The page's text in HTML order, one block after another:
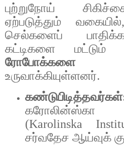
புற்றுநோய்
ஏற்படுத்தும்
வகையில்
செல்களைப்
கட்டிகளை
மட்டும்
ரோபோக்களை
உருவாக்கியுள்ளனர்.
கண்டுபிடித்தவர்கள்
கரோலின்ஸ்கா
(Karolinska
சர்வதேச ஆய்வுக்